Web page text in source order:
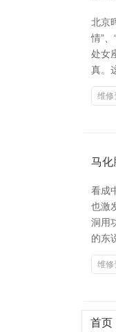
北京
情”
处女
真。
维修
马化
看成
也激
洞用
的东
维修
首页